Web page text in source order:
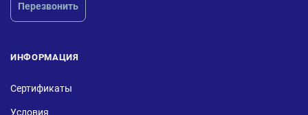
Перезвонить
ИНФОРМАЦИЯ
Сертификаты
Условия